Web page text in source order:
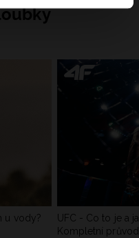
u vody?
UFC - Co to je a
Kompletní